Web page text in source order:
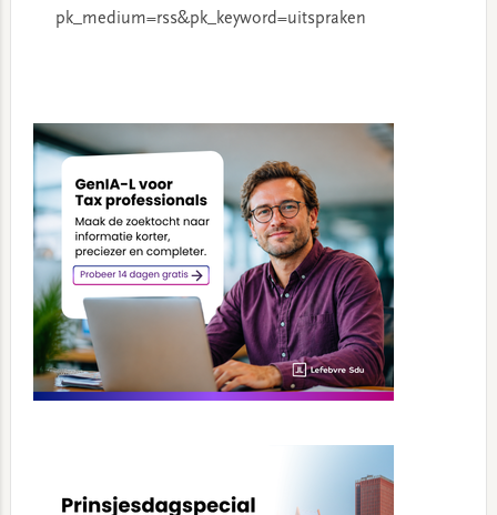
pk_medium=rss&pk_keyword=uitspraken
Sidebar